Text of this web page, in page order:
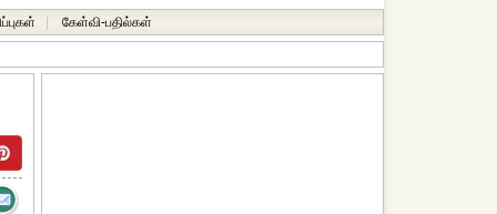
கேள்வி-பதில்கள்